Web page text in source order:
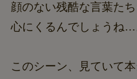
顔のない残酷な言葉た
心にくるんでしょうね…
このシーン、見ていて